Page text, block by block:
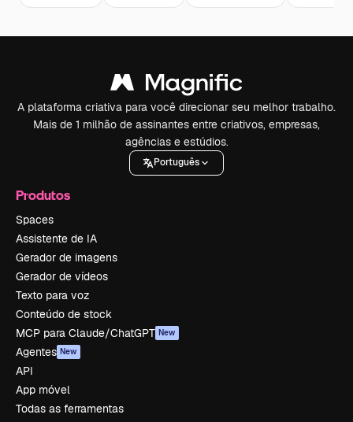
A plataforma criativa para você direcionar seu melhor trabalho.
Mais de 1 milhão de assinantes entre criativos, empresas,
agências e estúdios.
Português
Produtos
Spaces
Assistente de IA
Gerador de imagens
Gerador de vídeos
Texto para voz
Conteúdo de stock
MCP para Claude/ChatGPT New
Agentes New
API
App móvel
Todas as ferramentas